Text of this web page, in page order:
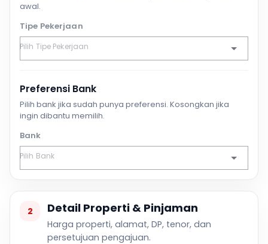
awal.
Tipe Pekerjaan
Preferensi Bank
Pilih bank jika sudah punya preferensi. Kosongkan jika
ingin dibantu memilih.
Bank
2 Detail Properti & Pinjaman
Harga properti, alamat, DP, tenor, dan
persetujuan pengajuan.